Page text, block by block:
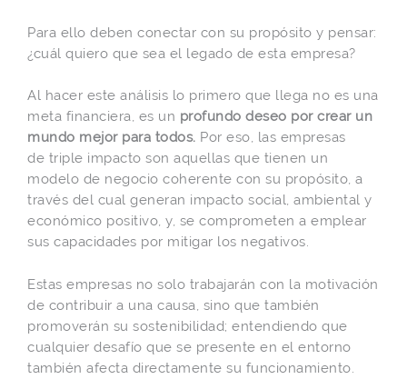
Para ello deben conectar con su propósito y pensar:
¿cuál quiero que sea el legado de esta empresa?
Al hacer este análisis lo primero que llega no es una
meta financiera, es un profundo deseo por crear un
mundo mejor para todos. Por eso, las empresas
de triple impacto son aquellas que tienen un
modelo de negocio coherente con su propósito, a
través del cual generan impacto social, ambiental y
económico positivo, y, se comprometen a emplear
sus capacidades por mitigar los negativos.
Estas empresas no solo trabajarán con la motivación
de contribuir a una causa, sino que también
promoverán su sostenibilidad; entendiendo que
cualquier desafío que se presente en el entorno
también afecta directamente su funcionamiento.